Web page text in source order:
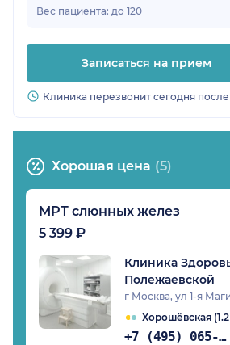
Вес пациента: до 120
Записаться на прием
Клиника перезвонит сегодня
Хорошая цена (5)
МРТ слюнных желез
5 399 ₽
Клиника
Полежаевской
г Москва, ул 1-я
Хорошёвская
+7 (495) 065-64-93